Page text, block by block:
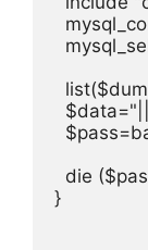
die
}